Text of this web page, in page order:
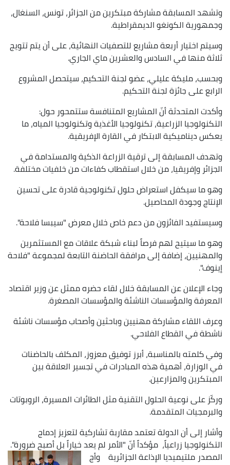
وتشهد المسابقة مشاركة مبتكرين من الجزائر، تونس، السنغال،
وجمهورية الكونغو الديمقراطية.
وسيتم اختيار أربعة مشاريع للتصفيات النهائية، على أن يتم تتويج
ثلاثة منها في السادس والعشرين ماي الجاري.
وبحسب، مليكة عليلي، عضو لجنة التحكيم، سيتحصل المشروع
الرابع على جائزة لجنة التحكيم.
وأكدت المتحدثة أنّ المشاريع المتنافسة ستتمحور حول:
التكنولوجيا الزراعية، تكنولوجيا الأغذية وتكنولوجيا المياه، ما
يعكس ديناميكية الابتكار في القارة الإفريقية.
وتهدف المسابقة إلى ترقية الزراعة الذكية والمستدامة في
الجزائر وإفريقيا، من خلال استقطاب كفاءات من خلفيات مختلفة.
وهو ما سيكفل استعراض حلول تكنولوجية قادرة على تحسين
الإنتاج وجودة المحاصيل.
وسيستفيد الفائزون من دعم خاص خلال معرض "سيبسا فلاحة".
وهو ما سيتيح لهم فرصاً لبناء شبكة علاقات مع المستثمرين
والمهنيين، إضافة إلى مرافقة الحاضنة التابعة لمجموعة "فلاحة
إينوف".
وجاء الإعلان عن المسابقة خلال لقاء حضره ممثل عن وزير اقتصاد
المعرفة والمؤسسات الناشئة والمؤسسات المصغرة.
وعرف اللقاء مشاركة مهنيين وباحثين وأصحاب مؤسسات ناشئة
ناشطة في القطاع الفلاحي.
وفي كلمته بالمناسبة، أبرز توفيق معزوز، المكلف بالحاضنات
في الوزارة، أهمية هذه المبادرات في تجسير العلاقة بين
المبتكرين والمزارعين.
وركّز على نوعية الحلول التقنية مثل الطائرات المسيرة، الروبوتات
والبرمجيات المتقدمة.
وأشار إلى أن الدولة تعتمد مقاربة تشاركية لتعزيز إدماج
التكنولوجيا زراعياً، مؤكداً أنّ "الأمر لم يعد خياراً بل أصبح ضرورة".
المصدرملتيميديا الإذاعة الجزائرية وأج الصورة
الصورة
الصورة
الصورة